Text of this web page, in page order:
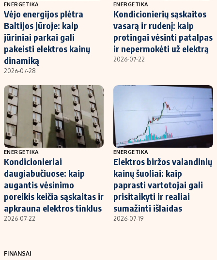
ENERGETIKA
Vėjo energijos plėtra
Baltijos jūroje: kaip
jūriniai parkai gali
pakeisti elektros kainų
dinamiką
2026-07-28
ENERGETIKA
Kondicionierių sąskaitos
vasarą ir rudenį: kaip
protingai vėsinti patalpas
ir nepermokėti už elektrą
2026-07-22
ENERGETIKA
Kondicionieriai
daugiabučiuose: kaip
augantis vėsinimo
poreikis keičia sąskaitas ir
apkrauna elektros tinklus
2026-07-22
ENERGETIKA
Elektros biržos valandinių
kainų šuoliai: kaip
paprasti vartotojai gali
prisitaikyti ir realiai
sumažinti išlaidas
2026-07-19
FINANSAI